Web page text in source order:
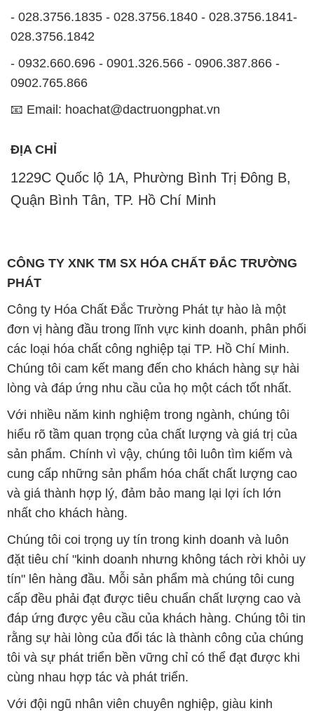
- 028.3756.1835 - 028.3756.1840 - 028.3756.1841-
028.3756.1842
- 0932.660.696 - 0901.326.566 - 0906.387.866 -
0902.765.866
📧 Email: hoachat@dactruongphat.vn
ĐỊA CHỈ
1229C Quốc lộ 1A, Phường Bình Trị Đông B,
Quận Bình Tân, TP. Hồ Chí Minh
CÔNG TY XNK TM SX HÓA CHẤT ĐẮC TRƯỜNG
PHÁT
Công ty Hóa Chất Đắc Trường Phát tự hào là một
đơn vị hàng đầu trong lĩnh vực kinh doanh, phân phối
các loại hóa chất công nghiệp tại TP. Hồ Chí Minh.
Chúng tôi cam kết mang đến cho khách hàng sự hài
lòng và đáp ứng nhu cầu của họ một cách tốt nhất.
Với nhiều năm kinh nghiệm trong ngành, chúng tôi
hiểu rõ tầm quan trọng của chất lượng và giá trị của
sản phẩm. Chính vì vậy, chúng tôi luôn tìm kiếm và
cung cấp những sản phẩm hóa chất chất lượng cao
và giá thành hợp lý, đảm bảo mang lại lợi ích lớn
nhất cho khách hàng.
Chúng tôi coi trọng uy tín trong kinh doanh và luôn
đặt tiêu chí "kinh doanh nhưng không tách rời khỏi uy
tín" lên hàng đầu. Mỗi sản phẩm mà chúng tôi cung
cấp đều phải đạt được tiêu chuẩn chất lượng cao và
đáp ứng được yêu cầu của khách hàng. Chúng tôi tin
rằng sự hài lòng của đối tác là thành công của chúng
tôi và sự phát triển bền vững chỉ có thể đạt được khi
cùng nhau hợp tác và phát triển.
Với đội ngũ nhân viên chuyên nghiệp, giàu kinh